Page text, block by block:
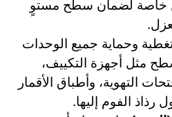
خاصة لضمان سطح مستوٍ
وحماية جميع الوحدات
مثل أجهزة التكييف،
التهوية، وأطباق الأقمار
رذاذ الفوم إليها.